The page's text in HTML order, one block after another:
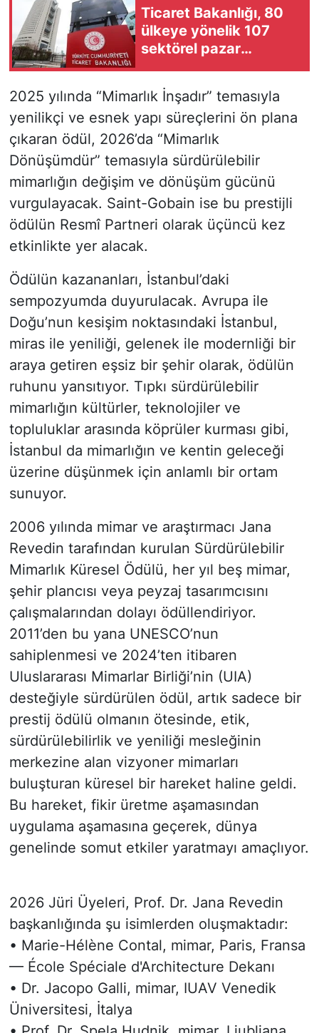
Ticaret Bakanlığı, 80
ülkeye yönelik 107
sektörel pazar
2025 yılında “Mimarlık İnşadır” temasıyla
yenilikçi ve esnek yapı süreçlerini ön plana
çıkaran ödül, 2026’da “Mimarlık
Dönüşümdür” temasıyla sürdürülebilir
mimarlığın değişim ve dönüşüm gücünü
vurgulayacak. Saint-Gobain ise bu prestijli
ödülün Resmî Partneri olarak üçüncü kez
etkinlikte yer alacak.
Ödülün kazananları, İstanbul’daki
sempozyumda duyurulacak. Avrupa ile
Doğu’nun kesişim noktasındaki İstanbul,
miras ile yeniliği, gelenek ile modernliği bir
araya getiren eşsiz bir şehir olarak, ödülün
ruhunu yansıtıyor. Tıpkı sürdürülebilir
mimarlığın kültürler, teknolojiler ve
topluluklar arasında köprüler kurması gibi,
İstanbul da mimarlığın ve kentin geleceği
üzerine düşünmek için anlamlı bir ortam
sunuyor.
2006 yılında mimar ve araştırmacı Jana
Revedin tarafından kurulan Sürdürülebilir
Mimarlık Küresel Ödülü, her yıl beş mimar,
şehir plancısı veya peyzaj tasarımcısını
çalışmalarından dolayı ödüllendiriyor.
2011’den bu yana UNESCO’nun
sahiplenmesi ve 2024’ten itibaren
Uluslararası Mimarlar Birliği’nin (UIA)
desteğiyle sürdürülen ödül, artık sadece bir
prestij ödülü olmanın ötesinde, etik,
sürdürülebilirlik ve yeniliği mesleğinin
merkezine alan vizyoner mimarları
buluşturan küresel bir hareket haline geldi.
Bu hareket, fikir üretme aşamasından
uygulama aşamasına geçerek, dünya
genelinde somut etkiler yaratmayı amaçlıyor.
2026 Jüri Üyeleri, Prof. Dr. Jana Revedin
başkanlığında şu isimlerden oluşmaktadır:
• Marie-Hélène Contal, mimar, Paris, Fransa
— École Spéciale d'Architecture Dekanı
• Dr. Jacopo Galli, mimar, IUAV Venedik
Üniversitesi, İtalya